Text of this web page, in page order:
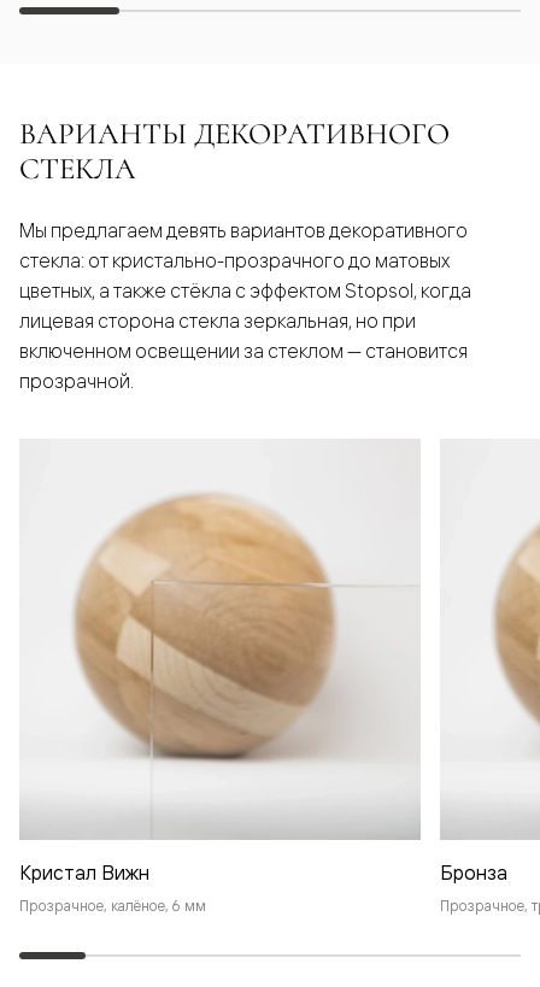
ВАРИАНТЫ ДЕКОРАТИВНОГО
СТЕКЛА
Мы предлагаем девять вариантов декоративного
стекла: от кристально-прозрачного до матовых
цветных, а также стёкла с эффектом Stopsol, когда
лицевая сторона стекла зеркальная, но при
включенном освещении за стеклом — становится
прозрачной.
Кристал Вижн
Прозрачное, калёное, 6 мм
Бронза
Прозрачное,